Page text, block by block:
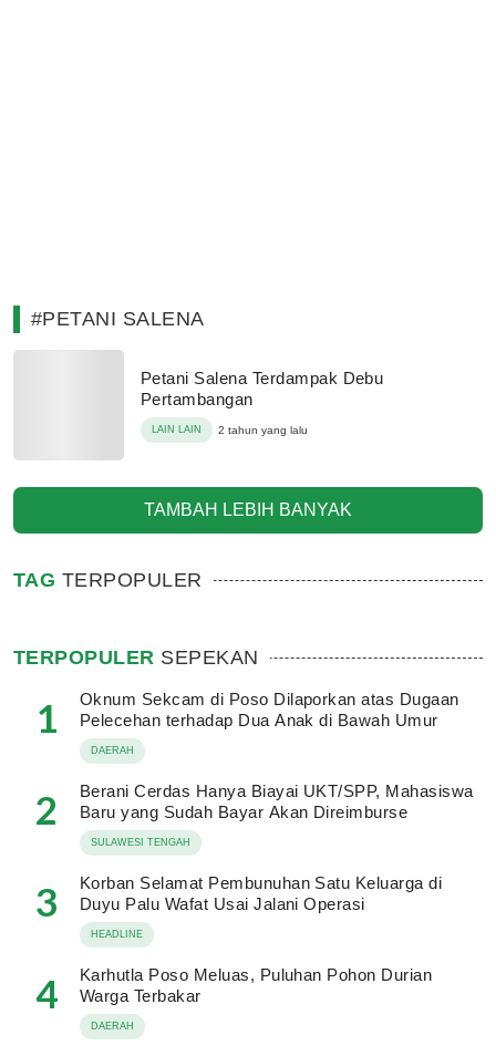
#PETANI SALENA
Petani Salena Terdampak Debu
Pertambangan
LAIN LAIN 2 tahun yang lalu
TAMBAH LEBIH BANYAK
TAG TERPOPULER
TERPOPULER SEPEKAN
1
Oknum Sekcam di Poso Dilaporkan atas Dugaan
Pelecehan terhadap Dua Anak di Bawah Umur
DAERAH
2
Berani Cerdas Hanya Biayai UKT/SPP, Mahasiswa
Baru yang Sudah Bayar Akan Direimburse
SULAWESI TENGAH
3
Korban Selamat Pembunuhan Satu Keluarga di
Duyu Palu Wafat Usai Jalani Operasi
HEADLINE
4
Karhutla Poso Meluas, Puluhan Pohon Durian
Warga Terbakar
DAERAH